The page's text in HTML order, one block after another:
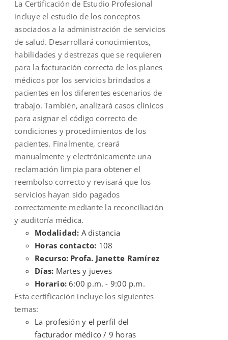
$300.00.$270.00.
La Certificación de Estudio Profesional
incluye el estudio de los conceptos
asociados a la administración de servicios
de salud. Desarrollará conocimientos,
habilidades y destrezas que se requieren
para la facturación correcta de los planes
médicos por los servicios brindados a
pacientes en los diferentes escenarios de
trabajo. También, analizará casos clínicos
para asignar el código correcto de
condiciones y procedimientos de los
pacientes. Finalmente, creará
manualmente y electrónicamente una
reclamación limpia para obtener el
reembolso correcto y revisará que los
servicios hayan sido pagados
correctamente mediante la reconciliación
y auditoría médica.
Modalidad: A distancia
Horas contacto: 108
Recurso: Profa. Janette Ramírez
Días: Martes y jueves
Horario:6:00 p.m. - 9:00 p.m.
Esta certificación incluye los siguientes
temas:
La profesión y el perfil del
facturador médico / 9 horas